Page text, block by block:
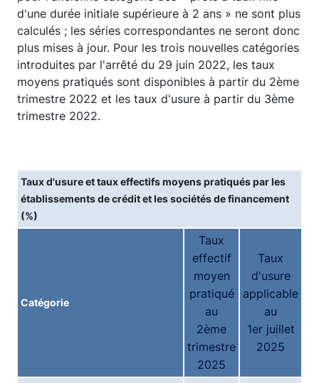
d'une durée initiale supérieure à 2 ans » ne sont plus
calculés ; les séries correspondantes ne seront donc
plus mises à jour. Pour les trois nouvelles catégories
introduites par l'arrêté du 29 juin 2022, les taux
moyens pratiqués sont disponibles à partir du 2ème
trimestre 2022 et les taux d'usure à partir du 3ème
trimestre 2022.
Taux d'usure et taux effectifs moyens pratiqués par les
établissements de crédit et les sociétés de financement
(%)
Catégorie
Taux
effectif
moyen
pratiqué
au
2ème
trimestre
2025
Taux
d'usure
applicable
au
1er juillet
2025